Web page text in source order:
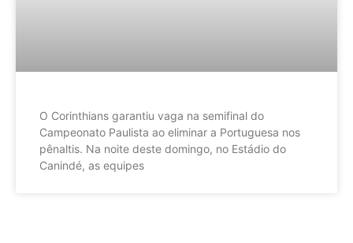
O Corinthians garantiu vaga na semifinal do
Campeonato Paulista ao eliminar a Portuguesa nos
pênaltis. Na noite deste domingo, no Estádio do
Canindé, as equipes